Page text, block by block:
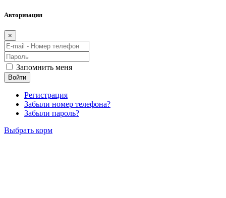
Авторизация
×
Запомнить меня
Войти
Регистрация
Забыли номер телефона?
Забыли пароль?
Выбрать корм